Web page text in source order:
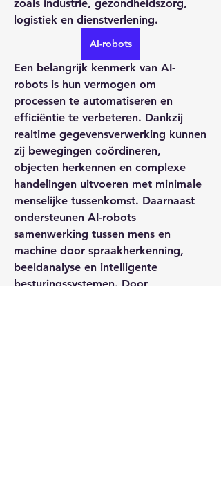
zoals industrie, gezondheidszorg,
logistiek en dienstverlening.
AI-robots
Een belangrijk kenmerk van AI-
robots is hun vermogen om
processen te automatiseren en
efficiëntie te verbeteren. Dankzij
realtime gegevensverwerking kunnen
zij bewegingen coördineren,
objecten herkennen en complexe
handelingen uitvoeren met minimale
menselijke tussenkomst. Daarnaast
ondersteunen AI-robots
samenwerking tussen mens en
machine door spraakherkenning,
beeldanalyse en intelligente
besturingssystemen. Door